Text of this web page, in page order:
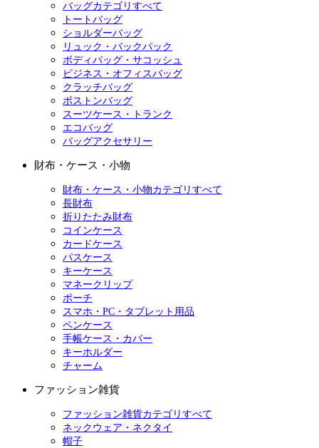
バッグカテゴリすべて
トートバッグ
ショルダーバッグ
リュック・バックパック
ボディバッグ・サコッシュ
ビジネス・オフィスバッグ
クラッチバッグ
ボストンバッグ
スーツケース・トランク
エコバッグ
バッグアクセサリー
財布・ケース・小物
財布・ケース・小物カテゴリすべて
長財布
折りたたみ財布
コインケース
カードケース
パスケース
キーケース
マネークリップ
ポーチ
スマホ・PC・タブレット用品
ペンケース
手帳ケース・カバー
キーホルダー
チャーム
ファッション雑貨
ファッション雑貨カテゴリすべて
ネックウェア・ネクタイ
帽子